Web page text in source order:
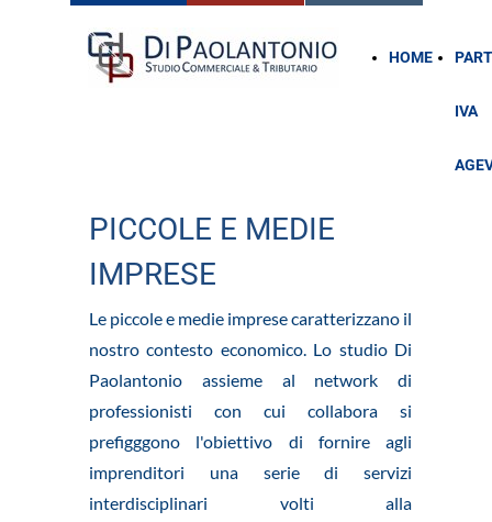
HOME
IVA
PICCOLE E MEDIE
IMPRESE
Le piccole e medie imprese caratterizzano il
nostro contesto economico. Lo studio Di
Paolantonio assieme al network di
professionisti con cui collabora si
prefigggono l'obiettivo di fornire agli
imprenditori una serie di servizi
interdisciplinari volti alla